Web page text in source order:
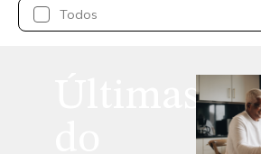
Todos
Últimas